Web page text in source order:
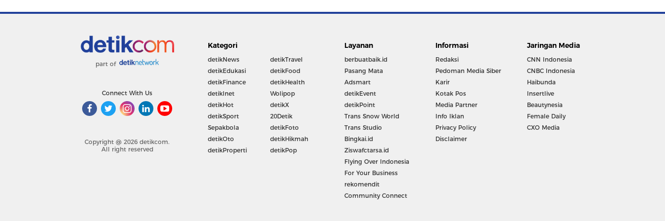
part of
Connect With Us
Copyright @ 2026 detikcom.
All right reserved
Kategori
detikNews
detikEdukasi
detikFinance
detikInet
detikHot
detikSport
Sepakbola
detikOto
detikProperti
detikTravel
detikFood
detikHealth
Wolipop
detikX
20Detik
detikFoto
detikHikmah
detikPop
Layanan
berbuatbaik.id
Pasang Mata
Adsmart
detikEvent
detikPoint
Trans Snow World
Trans Studio
Bingkai.id
Ziswafctarsa.id
Flying Over Indonesia
For Your Business
rekomendit
Community Connect
Informasi
Redaksi
Pedoman Media Siber
Karir
Kotak Pos
Media Partner
Info Iklan
Privacy Policy
Disclaimer
Jaringan Media
CNN Indonesia
CNBC Indonesia
Haibunda
Insertlive
Beautynesia
Female Daily
CXO Media